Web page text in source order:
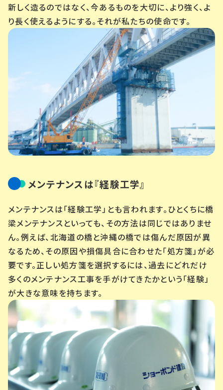
新しく造るのではなく、今あるものを大切に、より強く、よ
り長く使えるようにする。それが私たちの使命です。
メンテナンスは『経験工学』
メンテナンスは「経験工学」とも言われます。ひとくちに橋
梁メンテナンスといっても、その方法は同じではありませ
ん。例えば、北海道の橋と沖縄の橋では傷んだ原因が異
なるため、その原因や損傷具合に合わせた「処方箋」が必
要です。正しい処方箋を選択するには、過去にどれだけ
多くのメンテナンス工事を手がけてきたかという「経験」
が大きな意味を持ちます。